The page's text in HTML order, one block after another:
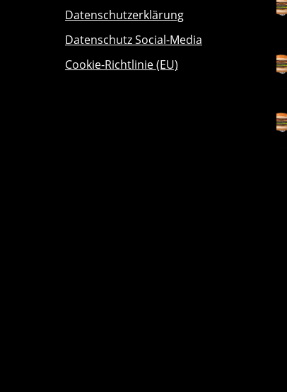
Datenschutzerklärung
Datenschutz Social-Media
Cookie-Richtlinie (EU)